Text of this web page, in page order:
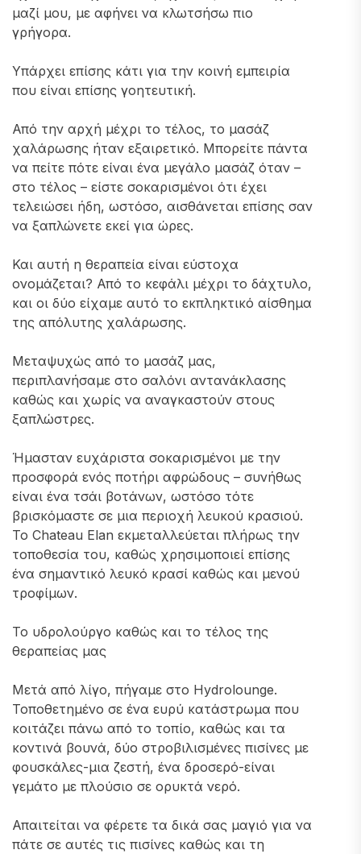
μαζί μου, με αφήνει να κλωτσήσω πιο
γρήγορα.
Υπάρχει επίσης κάτι για την κοινή εμπειρία
που είναι επίσης γοητευτική.
Από την αρχή μέχρι το τέλος, το μασάζ
χαλάρωσης ήταν εξαιρετικό. Μπορείτε πάντα
να πείτε πότε είναι ένα μεγάλο μασάζ όταν –
στο τέλος – είστε σοκαρισμένοι ότι έχει
τελειώσει ήδη, ωστόσο, αισθάνεται επίσης σαν
να ξαπλώνετε εκεί για ώρες.
Και αυτή η θεραπεία είναι εύστοχα
ονομάζεται? Από το κεφάλι μέχρι το δάχτυλο,
και οι δύο είχαμε αυτό το εκπληκτικό αίσθημα
της απόλυτης χαλάρωσης.
Μεταψυχώς από το μασάζ μας,
περιπλανήσαμε στο σαλόνι αντανάκλασης
καθώς και χωρίς να αναγκαστούν στους
ξαπλώστρες.
Ήμασταν ευχάριστα σοκαρισμένοι με την
προσφορά ενός ποτήρι αφρώδους – συνήθως
είναι ένα τσάι βοτάνων, ωστόσο τότε
βρισκόμαστε σε μια περιοχή λευκού κρασιού.
Το Chateau Elan εκμεταλλεύεται πλήρως την
τοποθεσία του, καθώς χρησιμοποιεί επίσης
ένα σημαντικό λευκό κρασί καθώς και μενού
τροφίμων.
Το υδρολούργο καθώς και το τέλος της
θεραπείας μας
Μετά από λίγο, πήγαμε στο Hydrolounge.
Τοποθετημένο σε ένα ευρύ κατάστρωμα που
κοιτάζει πάνω από το τοπίο, καθώς και τα
κοντινά βουνά, δύο στροβιλισμένες πισίνες με
φουσκάλες-μια ζεστή, ένα δροσερό-είναι
γεμάτο με πλούσιο σε ορυκτά νερό.
Απαιτείται να φέρετε τα δικά σας μαγιό για να
πάτε σε αυτές τις πισίνες καθώς και τη